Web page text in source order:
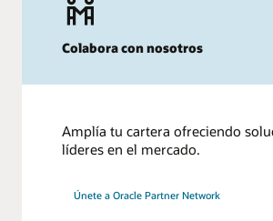
Colabora con nosotros
Amplía tu cartera ofreciendo
líderes en el mercado.
Únete a Oracle Partner Network